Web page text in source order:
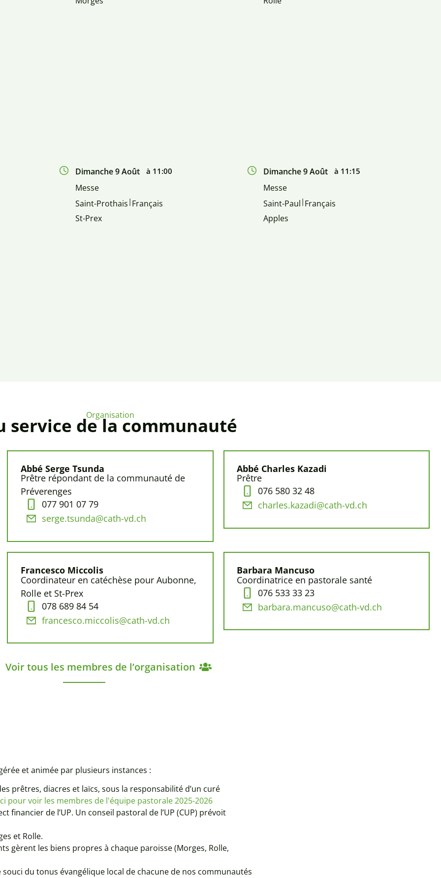
Dimanche 9 Août à 11:00
Messe
Saint-Prothais | Français
St-Prex
Dimanche 9 Août à 11:15
Messe
Saint-Paul | Français
Apples
Organisation
service de la communauté
Abbé Serge Tsunda
Prêtre répondant de la communauté de
Préverenges
077 901 07 79
serge.tsunda@cath-vd.ch
Abbé Charles Kazadi
Prêtre
076 580 32 48
charles.kazadi@cath-vd.ch
Francesco Miccolis
Coordinateur en catéchèse pour Aubonne,
Rolle et St-Prex
078 689 84 54
francesco.miccolis@cath-vd.ch
Barbara Mancuso
Coordinatrice en pastorale santé
076 533 33 23
barbara.mancuso@cath-vd.ch
Voir tous les membres de l’organisation
et animée par plusieurs instances :
prêtres, diacres et laïcs, sous la responsabilité d’un curé
pour voir les membres de l'équipe pastorale 2025-2026
financier de l’UP. Un conseil pastoral de l’UP (CUP) prévoit
et Rolle.
gèrent les biens propres à chaque paroisse (Morges, Rolle,
du tonus évangélique local de chacune de nos communautés